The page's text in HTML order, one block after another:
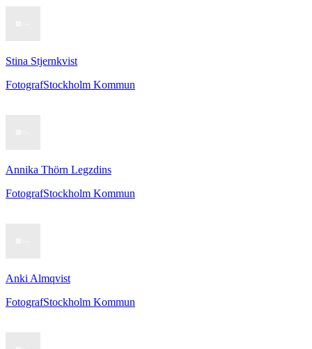
Stina Stjernkvist
FotografStockholm Kommun
Annika Thörn Legzdins
FotografStockholm Kommun
Anki Almqvist
FotografStockholm Kommun